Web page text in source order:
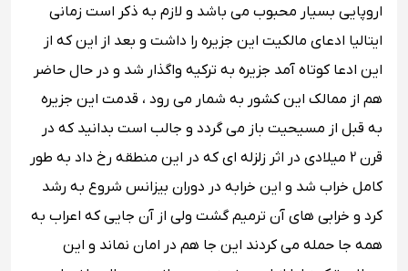
اروپایی بسیار محبوب می باشد و لازم به ذکر است زمانی
ایتالیا ادعای مالکیت این جزیره را داشت و بعد از این که از
این ادعا کوتاه آمد جزیره به ترکیه واگذار شد و در حال حاضر
هم از ممالک این کشور به شمار می رود ، قدمت این جزیره
به قبل از مسیحیت باز می گردد و جالب است بدانید که در
قرن 2 میلادی در اثر زلزله ای که در این منطقه رخ داد به طور
کامل خراب شد و این خرابه در دوران بیزانس شروع به رشد
کرد و خرابی های آن ترمیم گشت ولی از آن جایی که اعراب به
همه جا حمله می کردند این جا هم در امان نماند و این